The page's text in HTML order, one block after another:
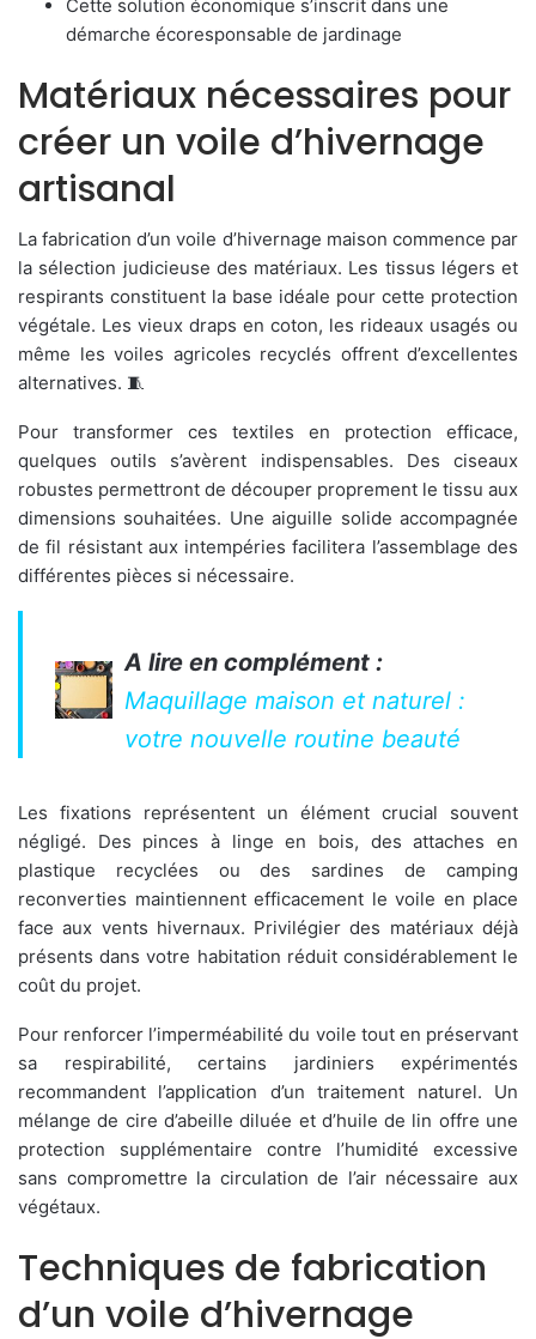
Cette solution économique s’inscrit dans une
démarche écoresponsable de jardinage
Matériaux nécessaires pour
créer un voile d’hivernage
artisanal
La fabrication d’un voile d’hivernage maison commence par
la sélection judicieuse des matériaux. Les tissus légers et
respirants constituent la base idéale pour cette protection
végétale. Les vieux draps en coton, les rideaux usagés ou
même les voiles agricoles recyclés offrent d’excellentes
alternatives. 🧵
Pour transformer ces textiles en protection efficace,
quelques outils s’avèrent indispensables. Des ciseaux
robustes permettront de découper proprement le tissu aux
dimensions souhaitées. Une aiguille solide accompagnée
de fil résistant aux intempéries facilitera l’assemblage des
différentes pièces si nécessaire.
A lire en complément :
Maquillage maison et naturel :
votre nouvelle routine beauté
Les fixations représentent un élément crucial souvent
négligé. Des pinces à linge en bois, des attaches en
plastique recyclées ou des sardines de camping
reconverties maintiennent efficacement le voile en place
face aux vents hivernaux. Privilégier des matériaux déjà
présents dans votre habitation réduit considérablement le
coût du projet.
Pour renforcer l’imperméabilité du voile tout en préservant
sa respirabilité, certains jardiniers expérimentés
recommandent l’application d’un traitement naturel. Un
mélange de cire d’abeille diluée et d’huile de lin offre une
protection supplémentaire contre l’humidité excessive
sans compromettre la circulation de l’air nécessaire aux
végétaux.
Techniques de fabrication
d’un voile d’hivernage